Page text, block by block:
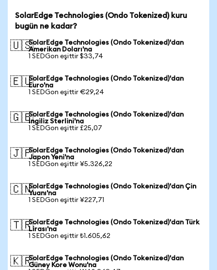
SolarEdge Technologies (Ondo Tokenized) kuru
bugün ne kadar?
🇺🇸SolarEdge Technologies (Ondo Tokenized)'dan
Amerikan Doları'na
1 SEDGon eşittir $33,74
🇪🇺SolarEdge Technologies (Ondo Tokenized)'dan
Euro'na
1 SEDGon eşittir €29,24
🇬🇧SolarEdge Technologies (Ondo Tokenized)'dan
İngiliz Sterlini'na
1 SEDGon eşittir £25,07
🇯🇵SolarEdge Technologies (Ondo Tokenized)'dan
Japon Yeni'na
1 SEDGon eşittir ¥5.326,22
🇨🇳SolarEdge Technologies (Ondo Tokenized)'dan Çin
Yuanı'na
1 SEDGon eşittir ¥227,71
🇹🇷SolarEdge Technologies (Ondo Tokenized)'dan Türk
Lirası'na
1 SEDGon eşittir ₺1.605,62
🇰🇷SolarEdge Technologies (Ondo Tokenized)'dan
Güney Kore Wonu'na